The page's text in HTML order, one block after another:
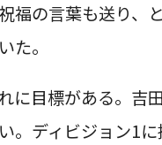
福の言葉も送り、
た。
に目標がある。吉
。ディビジョン1